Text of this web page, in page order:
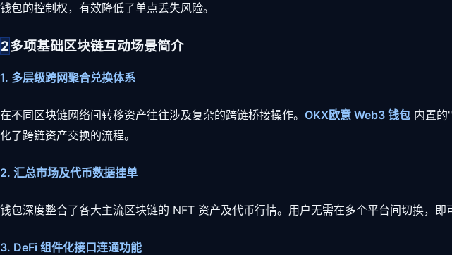
钱包的控制权，有效降低了单点丢失风险。
2多项基础区块链互动场景简介
1. 多层级跨网聚合兑换体系
在不同区块链网络间转移资产往往涉及复杂的跨链桥接操作。 OKX欧意 Web3 钱包 内置的
化了跨链资产交换的流程。
2. 汇总市场及代币数据挂单
钱包深度整合了各大主流区块链的 NFT 资产及代币行情。用户无需在多个平台间切换，即
3. DeFi 组件化接口连通功能